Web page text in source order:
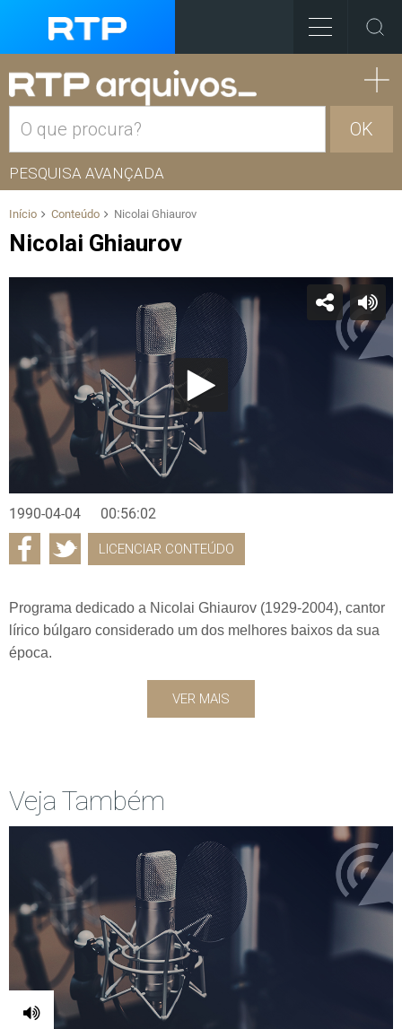
OK
PESQUISA AVANÇADA
Início Conteúdo Nicolai Ghiaurov
Nicolai Ghiaurov
1990-04-04 00:56:02
LICENCIAR CONTEÚDO
Programa dedicado a Nicolai Ghiaurov (1929-2004), cantor
lírico búlgaro considerado um dos melhores baixos da sua
época.
VER MAIS
Veja Também